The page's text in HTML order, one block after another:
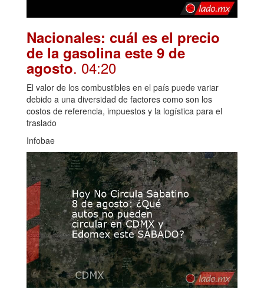
Nacionales: cuál es el precio
de la gasolina este 9 de
agosto. 04:20
El valor de los combustibles en el país puede variar
debido a una diversidad de factores como son los
costos de referencia, impuestos y la logística para el
traslado
Infobae